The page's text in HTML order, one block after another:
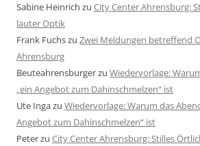
Sabine Heinrich zu City Center Ahrensburg:
lauter Optik
Frank Fuchszu Zwei Meldungen betreffend
Ahrensburg
Beuteahrensburgerzu Wiedervorlage:
„ein Angebot zum Dahinschmelzen“ ist
Ute Ingazu Wiedervorlage: Warum das
Angebot zum Dahinschmelzen“ ist
Peterzu City Center Ahrensburg: Stilles